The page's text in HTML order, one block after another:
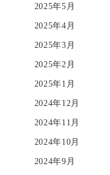
2025年5月
2025年4月
2025年3月
2025年2月
2025年1月
2024年12月
2024年11月
2024年10月
2024年9月